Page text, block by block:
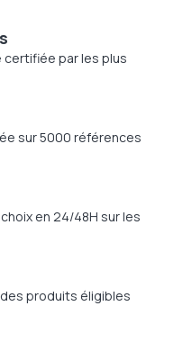
certifiée par les plus
sur 5000 références
en 24/48H sur les
produits éligibles